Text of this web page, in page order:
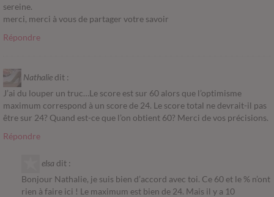
sereine.
merci, merci à vous de partager votre savoir
Répondre
Nathalie dit :
J’ai du louper un truc…Le score est sur 60 alors que l’optimisme
maximum correspond à un score de 24. Le score total ne devrait-il pas
être sur 24? Quand est-ce que l’on obtient 60? Merci de vos précisions.
Répondre
elsa dit :
Bonjour Nathalie, je suis bien d’accord avec toi. Ce 60 et le % n’ont
rien à faire ici ! Le maximum est bien de 24. Mais il y a 10